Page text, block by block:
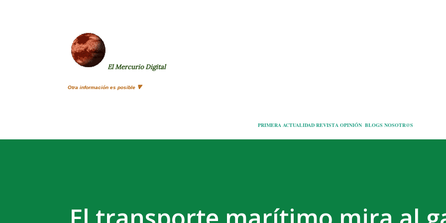
El Mercurio Digital
Otra información es posible 🔻
PRIMERA ACTUALIDAD REVISTA OPINIÓN BLOGS NOSOTR@S